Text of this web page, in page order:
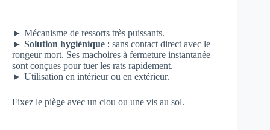
► Mécanisme de ressorts très puissants.
► Solution hygiénique : sans contact direct avec le
rongeur mort. Ses machoires à fermeture instantanée
sont conçues pour tuer les rats rapidement.
► Utilisation en intérieur ou en extérieur.
Fixez le piège avec un clou ou une vis au sol.